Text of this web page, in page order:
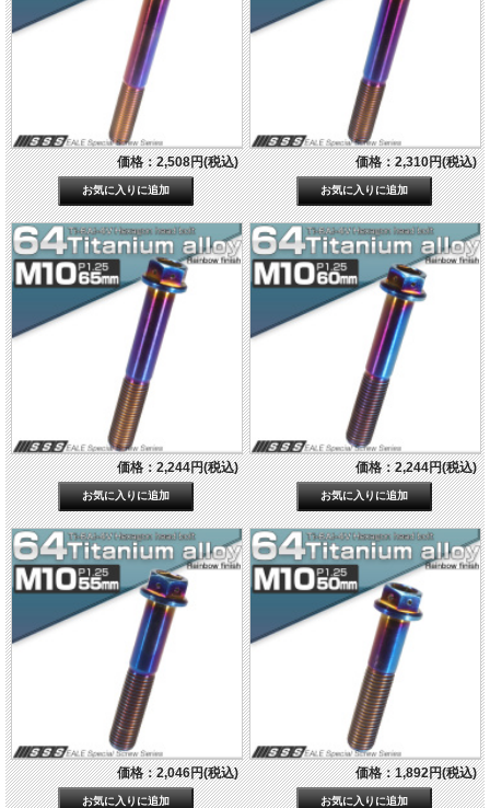
価格：2,508円(税込) 価格：2,310円(税込)
価格：2,244円(税込) 価格：2,244円(税込)
価格：2,046円(税込) 価格：1,892円(税込)